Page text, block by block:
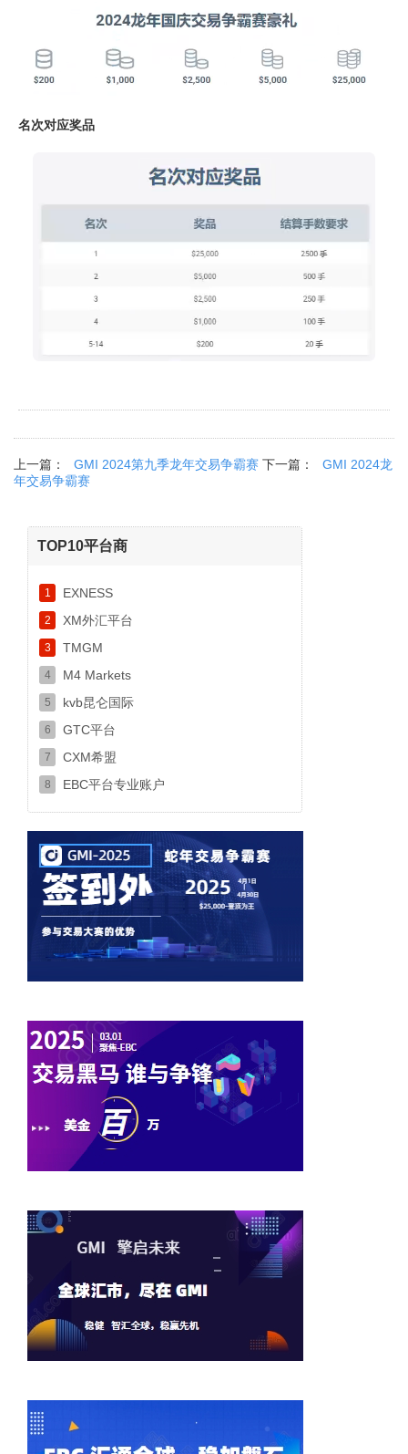
名次对应奖品
上一篇： GMI 2024第九季龙年交易争霸赛 下一篇：
GMI 2024龙
年交易争霸赛
TOP10平台商
1 EXNESS
2 XM外汇平台
3 TMGM
4 M4 Markets
5 kvb昆仑国际
6 GTC平台
7 CXM希盟
8 EBC平台专业账户